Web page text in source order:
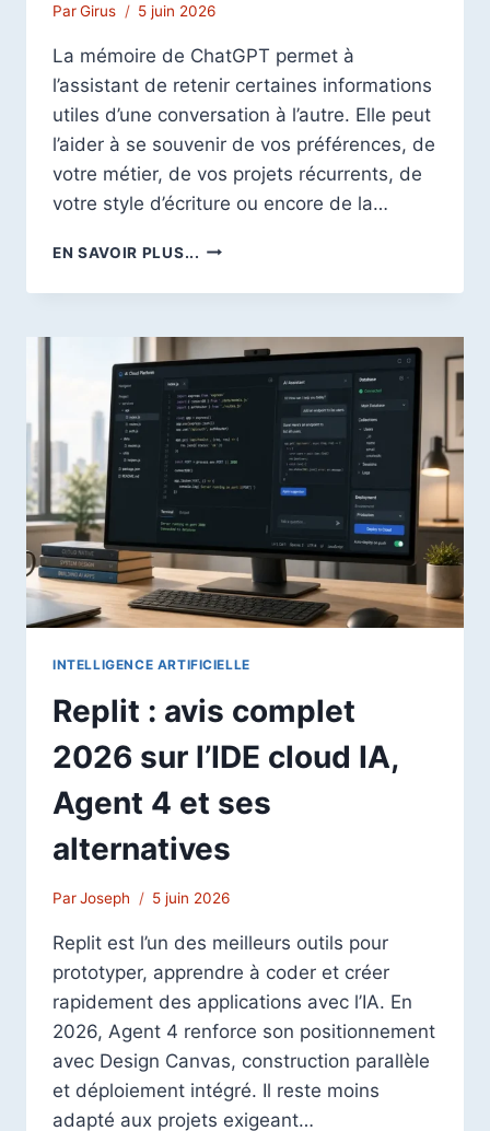
ParGirus 5 juin 2026
La mémoire de ChatGPT permet à
l’assistant de retenir certaines informations
utiles d’une conversation à l’autre. Elle peut
l’aider à se souvenir de vos préférences, de
votre métier, de vos projets récurrents, de
votre style d’écriture ou encore de la…
EN SAVOIR PLUS... MÉMOIRE
:
LA
GÉRER,
SUPPRIMER
ET
AMÉLIORER
VOS
CONVERSATIONS
INTELLIGENCE ARTIFICIELLE
Replit : avis complet
2026 sur l’IDE cloud IA,
Agent 4 et ses
alternatives
ParJoseph 5 juin 2026
Replit est l’un des meilleurs outils pour
prototyper, apprendre à coder et créer
rapidement des applications avec l’IA. En
2026, Agent 4 renforce son positionnement
avec Design Canvas, construction parallèle
et déploiement intégré. Il reste moins
adapté aux projets exigeant…